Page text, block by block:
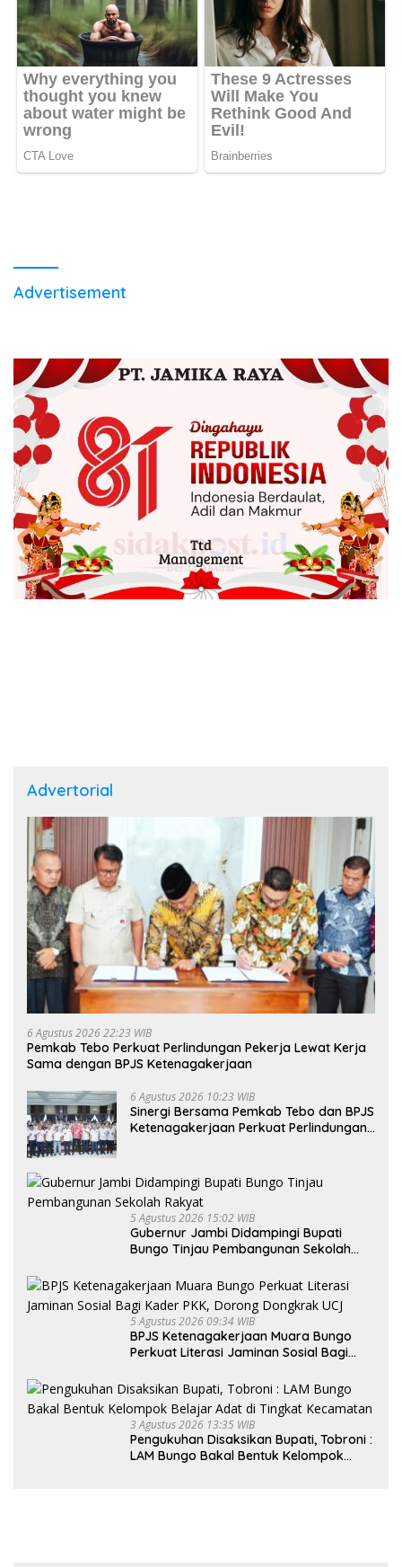
Advertisement
Advertorial
6 Agustus 2026 22:23 WIB
Pemkab Tebo Perkuat Perlindungan Pekerja Lewat Kerja
Sama dengan BPJS Ketenagakerjaan
6 Agustus 2026 10:23 WIB
Sinergi Bersama Pemkab Tebo dan BPJS
Ketenagakerjaan Perkuat Perlindungan
5 Agustus 2026 15:02 WIB
Gubernur Jambi Didampingi Bupati
Bungo Tinjau Pembangunan Sekolah
5 Agustus 2026 09:34 WIB
BPJS Ketenagakerjaan Muara Bungo
Perkuat Literasi Jaminan Sosial Bagi
3 Agustus 2026 13:35 WIB
Pengukuhan Disaksikan Bupati, Tobroni :
LAM Bungo Bakal Bentuk Kelompok